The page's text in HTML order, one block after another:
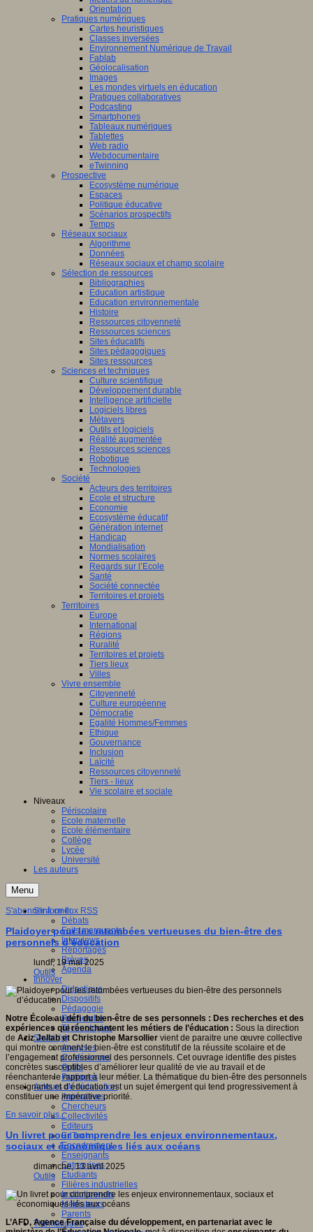
Orientation
Pratiques numériques
Cartes heuristiques
Classes inversées
Environnement Numérique de Travail
Fablab
Géolocalisation
Images
Les mondes virtuels en éducation
Pratiques collaboratives
Podcasting
Smartphones
Tableaux numériques
Tablettes
Web radio
Webdocumentaire
eTwinning
Prospective
Ecosystème numérique
Espaces
Politique éducative
Scénarios prospectifs
Temps
Réseaux sociaux
Algorithme
Données
Réseaux sociaux et champ scolaire
Sélection de ressources
Bibliographies
Education artistique
Education environnementale
Histoire
Ressources citoyenneté
Ressources sciences
Sites éducatifs
Sites pédagogiques
Sites ressources
Sciences et techniques
Culture scientifique
Développement durable
Intelligence artificielle
Logiciels libres
Métavers
Outils et logiciels
Réalité augmentée
Ressources sciences
Robotique
Technologies
Société
Acteurs des territoires
Ecole et structure
Economie
Ecosystème éducatif
Génération internet
Handicap
Mondialisation
Normes scolaires
Regards sur l’Ecole
Santé
Société connectée
Territoires et projets
Territoires
Europe
International
Régions
Ruralité
Territoires et projets
Tiers lieux
Villes
Vivre ensemble
Citoyenneté
Culture européenne
Démocratie
Egalité Hommes/Femmes
Ethique
Gouvernance
Inclusion
Laïcité
Ressources citoyenneté
Tiers - lieux
Vie scolaire et sociale
Niveaux
Périscolaire
Ecole maternelle
Ecole élémentaire
Collège
Lycée
Université
Les auteurs
Menu
S'informer
Débats
Faits marquants
Interviews
Reportages
Brèves
Agenda
Innover
Didactique
Dispositifs
Pédagogie
Recherche
Technologies
Savoir(s)
Analyses
Conférences
Outils
Pratiques
Acteurs de l'éducation
Animateurs
Chercheurs
Collectivités
Editeurs
EdTech
Encadrement
Enseignants
Entreprises
Etudiants
Filières industrielles
Institutionnels
Médiateurs
Parents
Thématiques
S'abonner à ce flux RSS
Plaidoyer pour les retombées vertueuses du bien-être des
personnels d’éducation
lundi, 19 mai 2025
Outils
Notre École au défi du bien-être de ses personnels : Des recherches et des
expériences qui réenchantent les métiers de l’éducation : Sous la direction
de Aziz Jellab et Christophe Marsollier vient de paraitre une œuvre collective
qui montre comment le bien-être est constitutif de la réussite scolaire et de
l’engagement professionnel des personnels. Cet ouvrage identifie des pistes
concrètes susceptibles d’améliorer leur qualité de vie au travail et de
réenchanter le rapport à leur métier. La thématique du bien-être des personnels
enseignants et d’éducation est un sujet émergent qui tend progressivement à
constituer une impérative priorité.
En savoir plus...
Un livret pour comprendre les enjeux environnementaux,
sociaux et économiques liés aux océans
dimanche, 13 avril 2025
Outils
L’AFD, Agence Française du développement, en partenariat avec le